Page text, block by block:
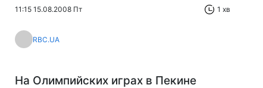
11:15 15.08.2008 Пт 1 хв
RBC.UA
На Олимпийских играх в Пекине